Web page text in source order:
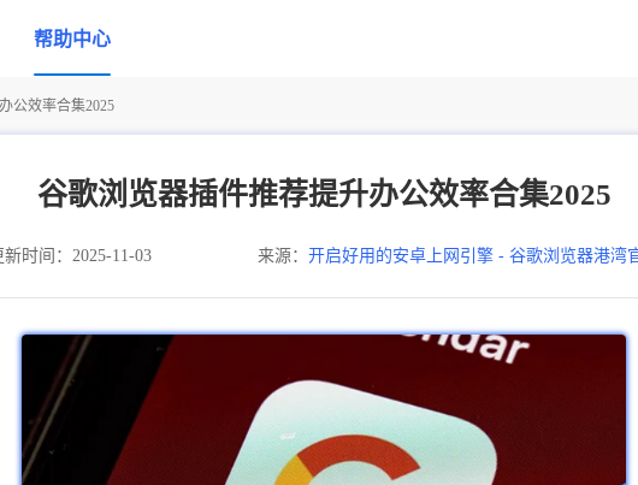
帮助中心
公效率合集2025
谷歌浏览器插件推荐提升办公效率合集2025
新时间：2025-11-03 来源： 开启好用的安卓上网引擎 - 谷歌浏览器港湾